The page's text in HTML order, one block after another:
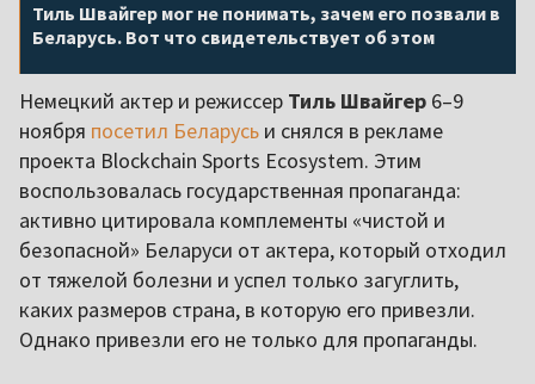
Тиль Швайгер мог не понимать, зачем его позвали в
Беларусь. Вот что свидетельствует об этом
Немецкий актер и режиссер Тиль Швайгер 6–9
ноября посетил Беларусь и снялся в рекламе
проекта Blockchain Sports Ecosystem. Этим
воспользовалась государственная пропаганда:
активно цитировала комплементы «чистой и
безопасной» Беларуси от актера, который отходил
от тяжелой болезни и успел только загуглить,
каких размеров страна, в которую его привезли.
Однако привезли его не только для пропаганды.